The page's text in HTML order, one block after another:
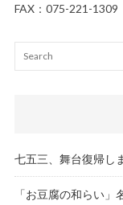
FAX：075-221-1309
七五三、舞台復帰し
「お豆腐の和らい」